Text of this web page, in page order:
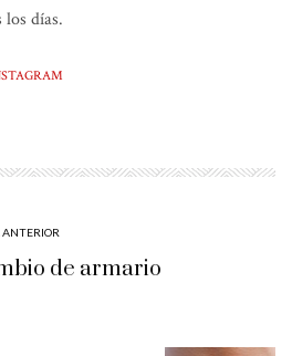
días.
de armario